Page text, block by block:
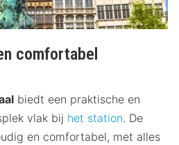
comfortabel
biedt een praktische en
vlak bij het station. De
en comfortabel, met alles